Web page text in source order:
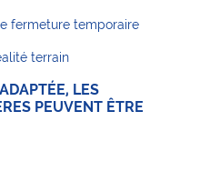
fermeture temporaire
terrain
LES
PEUVENT ÊTRE